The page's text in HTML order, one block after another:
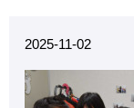
2025-11-02